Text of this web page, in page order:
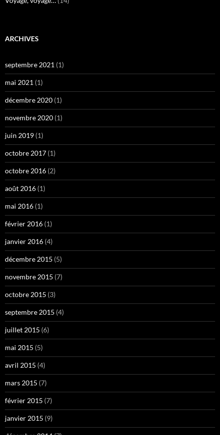
ARCHIVES
septembre 2021 (1)
mai 2021 (1)
décembre 2020 (1)
novembre 2020 (1)
juin 2019 (1)
octobre 2017 (1)
octobre 2016 (2)
août 2016 (1)
mai 2016 (1)
février 2016 (1)
janvier 2016 (4)
décembre 2015 (5)
novembre 2015 (7)
octobre 2015 (3)
septembre 2015 (4)
juillet 2015 (6)
mai 2015 (5)
avril 2015 (4)
mars 2015 (7)
février 2015 (7)
janvier 2015 (9)